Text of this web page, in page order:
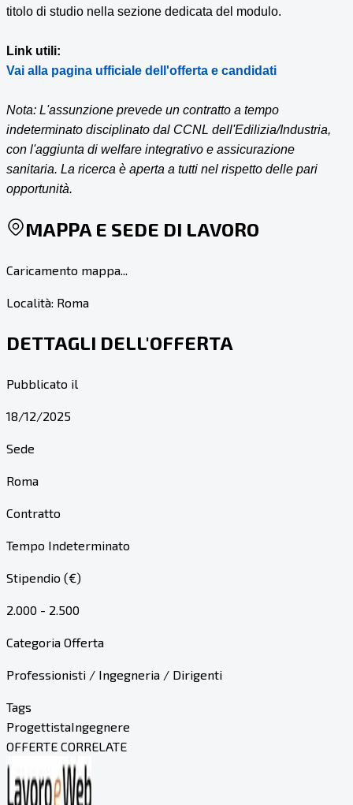
titolo di studio nella sezione dedicata del modulo.
Link utili:
Vai alla pagina ufficiale dell'offerta e candidati
Nota: L'assunzione prevede un contratto a tempo
indeterminato disciplinato dal CCNL dell'Edilizia/Industria,
con l'aggiunta di welfare integrativo e assicurazione
sanitaria. La ricerca è aperta a tutti nel rispetto delle pari
opportunità.
MAPPA E SEDE DI LAVORO
Caricamento mappa...
Località: Roma
DETTAGLI DELL'OFFERTA
Pubblicato il
18/12/2025
Sede
Roma
Contratto
Tempo Indeterminato
Stipendio (€)
2.000 - 2.500
Categoria Offerta
Professionisti / Ingegneria / Dirigenti
Tags
ProgettistaIngegnere
OFFERTE CORRELATE